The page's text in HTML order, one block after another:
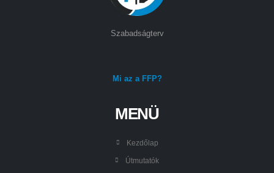
Szabadságterv
Mi az a FFP?
MENÜ
Kezdőlap
Útmutatók